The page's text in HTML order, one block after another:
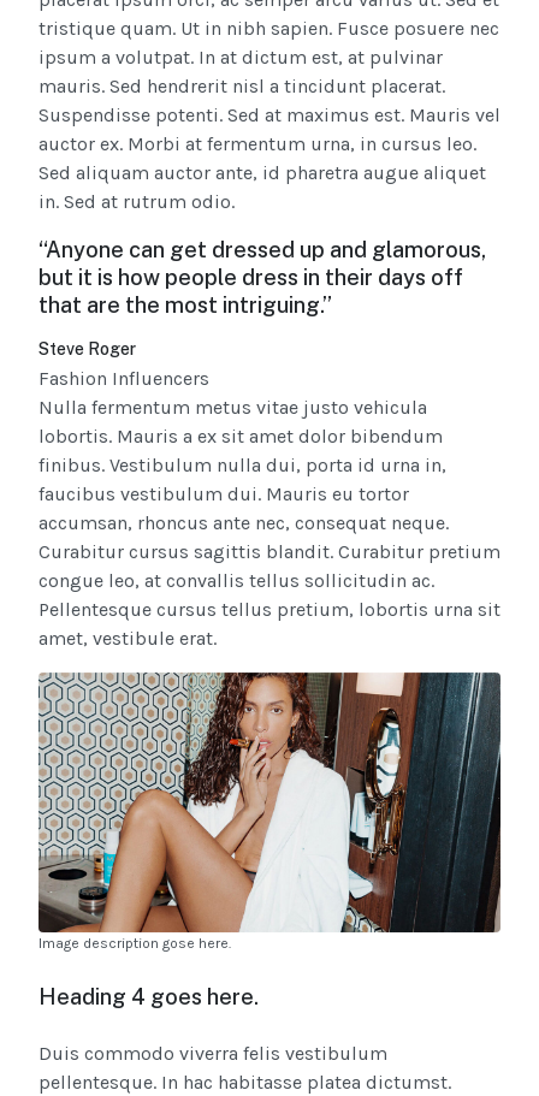
tristique quam. Ut in nibh sapien. Fusce posuere nec
ipsum a volutpat. In at dictum est, at pulvinar
mauris. Sed hendrerit nisl a tincidunt placerat.
Suspendisse potenti. Sed at maximus est. Mauris vel
auctor ex. Morbi at fermentum urna, in cursus leo.
Sed aliquam auctor ante, id pharetra augue aliquet
in. Sed at rutrum odio.
“Anyone can get dressed up and glamorous,
but it is how people dress in their days off
that are the most intriguing.”
Steve Roger
Fashion Influencers
Nulla fermentum metus vitae justo vehicula
lobortis. Mauris a ex sit amet dolor bibendum
finibus. Vestibulum nulla dui, porta id urna in,
faucibus vestibulum dui. Mauris eu tortor
accumsan, rhoncus ante nec, consequat neque.
Curabitur cursus sagittis blandit. Curabitur pretium
congue leo, at convallis tellus sollicitudin ac.
Pellentesque cursus tellus pretium, lobortis urna sit
amet, vestibule erat.
Image description gose here.
Heading 4 goes here.
Duis commodo viverra felis vestibulum
pellentesque. In hac habitasse platea dictumst.